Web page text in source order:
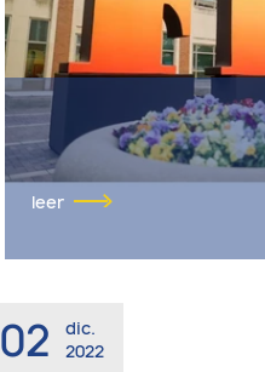
leer
02
dic.
2022